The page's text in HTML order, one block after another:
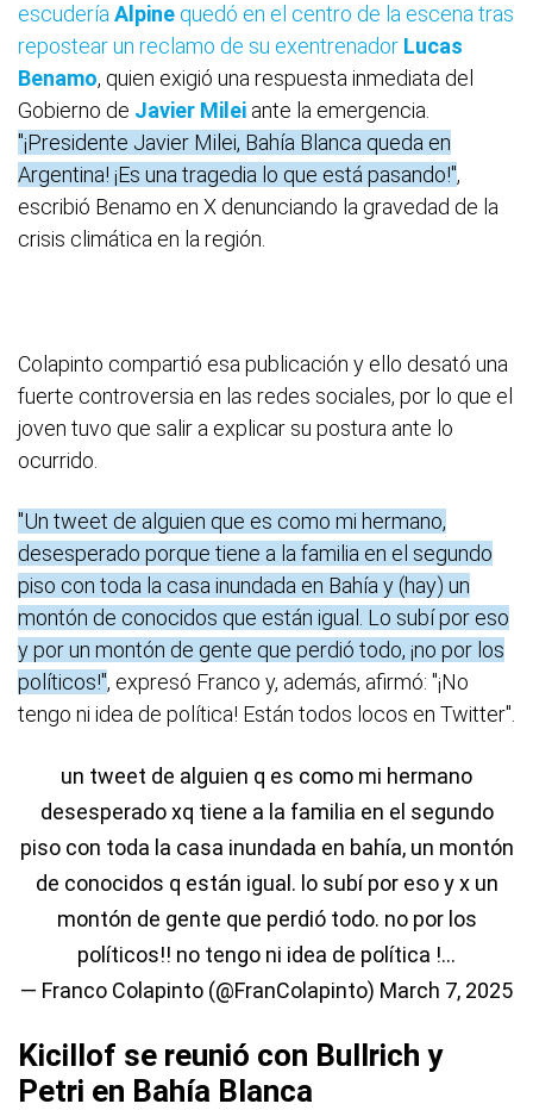
escudería Alpine quedó en el centro de la escena tras
repostear un reclamo de su exentrenador Lucas
Benamo, quien exigió una respuesta inmediata del
Gobierno de Javier Milei ante la emergencia.
"¡Presidente Javier Milei, Bahía Blanca queda en
Argentina! ¡Es una tragedia lo que está pasando!",
escribió Benamo en X denunciando la gravedad de la
crisis climática en la región.
Colapinto compartió esa publicación y ello desató una
fuerte controversia en las redes sociales, por lo que el
joven tuvo que salir a explicar su postura ante lo
ocurrido.
"Un tweet de alguien que es como mi hermano,
desesperado porque tiene a la familia en el segundo
piso con toda la casa inundada en Bahía y (hay) un
montón de conocidos que están igual. Lo subí por eso
y por un montón de gente que perdió todo, ¡no por los
políticos!", expresó Franco y, además, afirmó: "¡No
tengo ni idea de política! Están todos locos en Twitter".
un tweet de alguien q es como mi hermano
desesperado xq tiene a la familia en el segundo
piso con toda la casa inundada en bahía, un montón
de conocidos q están igual. lo subí por eso y x un
montón de gente que perdió todo. no por los
políticos!! no tengo ni idea de política !…
— Franco Colapinto (@FranColapinto) March 7, 2025
Kicillof se reunió con Bullrich y
Petri en Bahía Blanca